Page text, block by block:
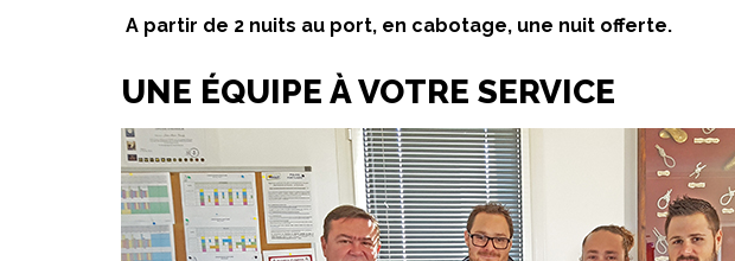
A partir de 2 nuits au port, en cabotage, une nuit offerte.
UNE ÉQUIPE À VOTRE SERVICE